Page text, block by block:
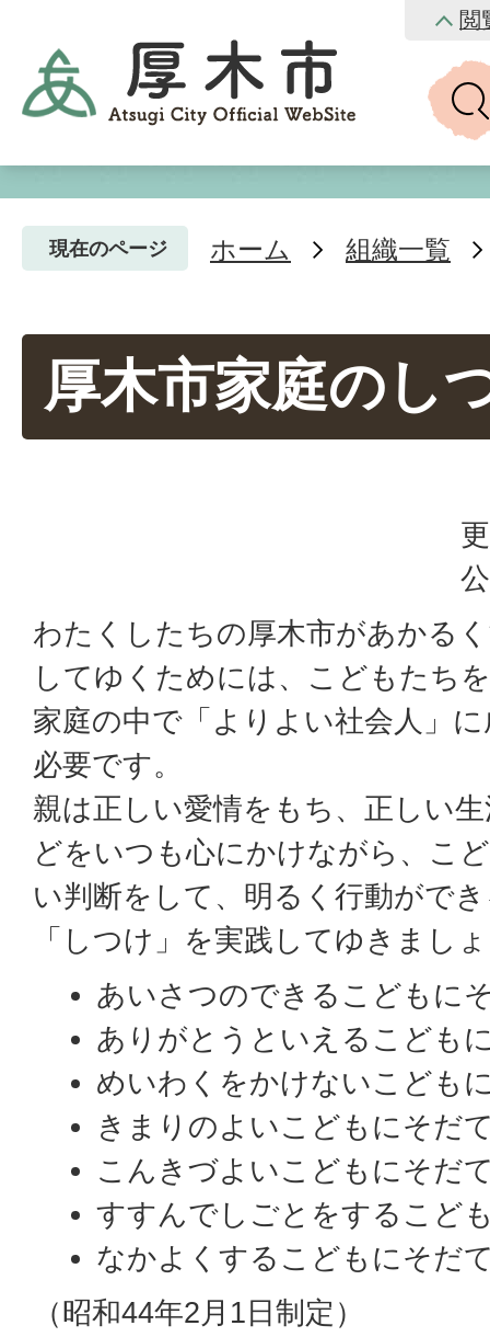
閲
現在のページ ホーム 組織一覧
厚木市家庭のし
わたくしたちの厚木市があかる
してゆくためには、こどもたち
家庭の中で「よりよい社会人」
必要です。
親は正しい愛情をもち、正しい
どをいつも心にかけながら、こ
い判断をして、明るく行動がで
「しつけ」を実践してゆきまし
あいさつのできるこどもに
ありがとうといえるこども
めいわくをかけないこども
きまりのよいこどもにそだ
こんきづよいこどもにそだ
すすんでしごとをするこど
なかよくするこどもにそだ
（昭和44年2月1日制定）